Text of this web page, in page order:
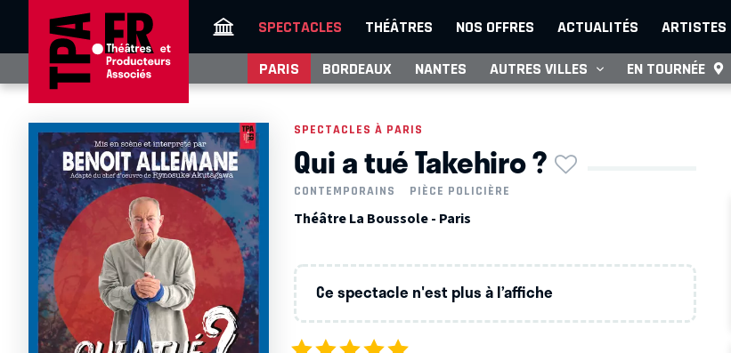
SPECTACLES THÉÂTRES NOS OFFRES ACTUALITÉS ARTISTES
PARIS BORDEAUX NANTES AUTRES VILLES EN TOURNÉE
SPECTACLES À PARIS
Qui a tué Takehiro ?
CONTEMPORAINS PIÈCE POLICIÈRE
Théâtre La Boussole - Paris
Ce spectacle n'est plus à l’affiche